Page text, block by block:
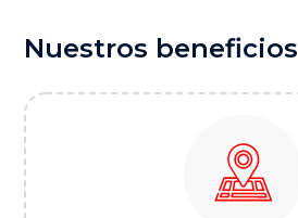
Nuestros beneficios